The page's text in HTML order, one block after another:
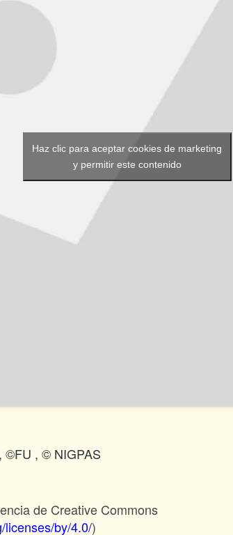
Haz clic para aceptar cookies de marketing
y permitir este contenido
©FU , © NIGPAS
de Creative Commons
licenses/by/4.0/)